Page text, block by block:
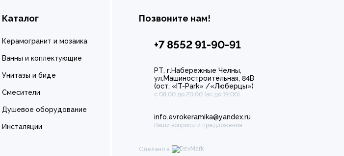
Каталог
Керамогранит и мозаика
Ванны и коплектующие
Унитазы и биде
Смесители
Душевое оборудование
Инсталяции
Позвоните нам!
+7 8552 91-90-91
РТ, г.Набережные Челны,
ул.Машиностроительная, 84В
(ост. «IT-Park» /«Люберцы»)
с 08:00 до 20:00 (вс до 19:00)
info.evrokeramika@yandex.ru
Ваши вопросы и предложения
Сделано в